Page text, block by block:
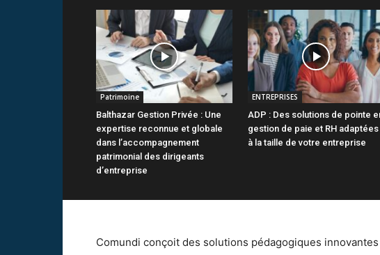
Patrimoine
Balthazar Gestion Privée : Une
expertise reconnue et globale
dans l’accompagnement
patrimonial des dirigeants
d’entreprise
ENTREPRISES
ADP : Des solutions de pointe
gestion de paie et RH adaptées
à la taille de votre entreprise
Comundi conçoit des solutions pédagogiques